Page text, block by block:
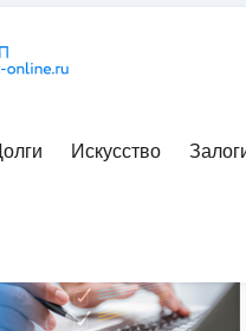
Искусство